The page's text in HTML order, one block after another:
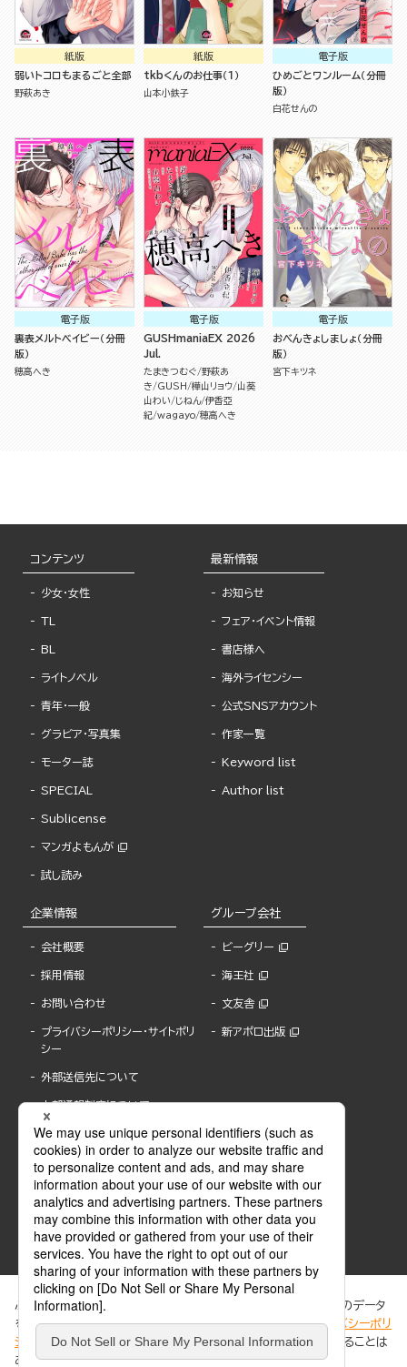
紙版
弱いトコロもまるごと全部
野萩あき
紙版
tkbくんのお仕事（１）
山本小鉄子
電子版
ひめごとワンルーム（分冊
版）
白花せんの
電子版
裏表メルトベイビー（分冊
版）
穂高へき
電子版
GUSHmaniaEX 2026
Jul.
たまきつむぐ 野萩あ
き
GUSH 樺山リョウ 山葵
山わい
じねん 伊香亞
紀 wagayo 穂高へき
電子版
おべんきょしましょ（分冊
版）
宮下キツネ
コンテンツ
少女・女性
TL
BL
ライトノベル
青年・一般
グラビア・写真集
モーター誌
SPECIAL
Sublicense
マンガよもんが
試し読み
最新情報
お知らせ
フェア・イベント情報
書店様へ
海外ライセンシー
公式SNSアカウント
作家一覧
Keyword list
Author list
企業情報
会社概要
採用情報
お問い合わせ
プライバシーポリシー・サイトポリ
シー
外部送信先について
内部通報制度について
グループ会社
ビーグリー
海王社
文友舎
新アポロ出版
ABJマークは、この電子書店・電子書籍配信サービスが、著作権者からコンテンツ使用許諾を
ぶんか社が運営するサイトでは、利便性向上のためにCookie等のデータ
を使用しています。 当社のCookieについての詳細は、「プライバシーポリ
シー
」をご覧ください。当サイトでは、訪問者の個人情報を追跡することは
ありません。